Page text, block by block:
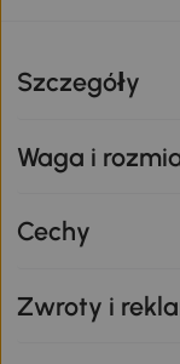
Szczegóły
Waga i
Cechy
Zwroty i